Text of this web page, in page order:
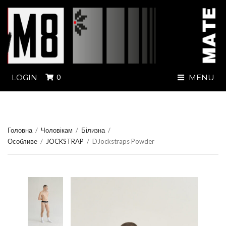
LOGIN 0 MENU
Головна / Чоловікам / Білизна /
Особливе / JOCKSTRAP / DJockstraps Powder